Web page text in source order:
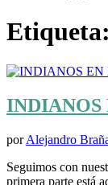
Etiqueta:
porAlejandro
Seguimos con
primera parte está